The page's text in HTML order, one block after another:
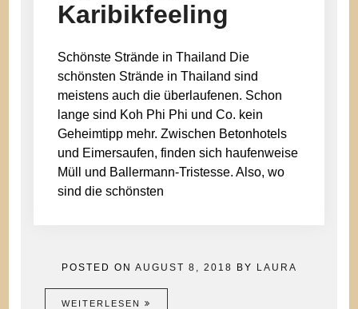
Karibikfeeling
Schönste Strände in Thailand Die
schönsten Strände in Thailand sind
meistens auch die überlaufenen. Schon
lange sind Koh Phi Phi und Co. kein
Geheimtipp mehr. Zwischen Betonhotels
und Eimersaufen, finden sich haufenweise
Müll und Ballermann-Tristesse. Also, wo
sind die schönsten
POSTED ON AUGUST 8, 2018 BY LAURA
WEITERLESEN